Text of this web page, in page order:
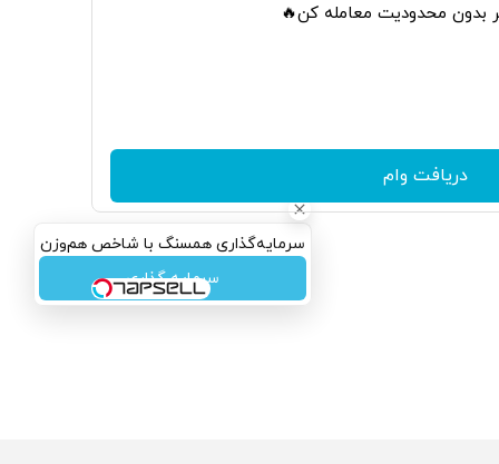
سرمایه‌گذاری همسنگ با شاخص هم‌وزن
سرمایه گذاری
بدون محدودیت معامله کن🔥
دریافت وام